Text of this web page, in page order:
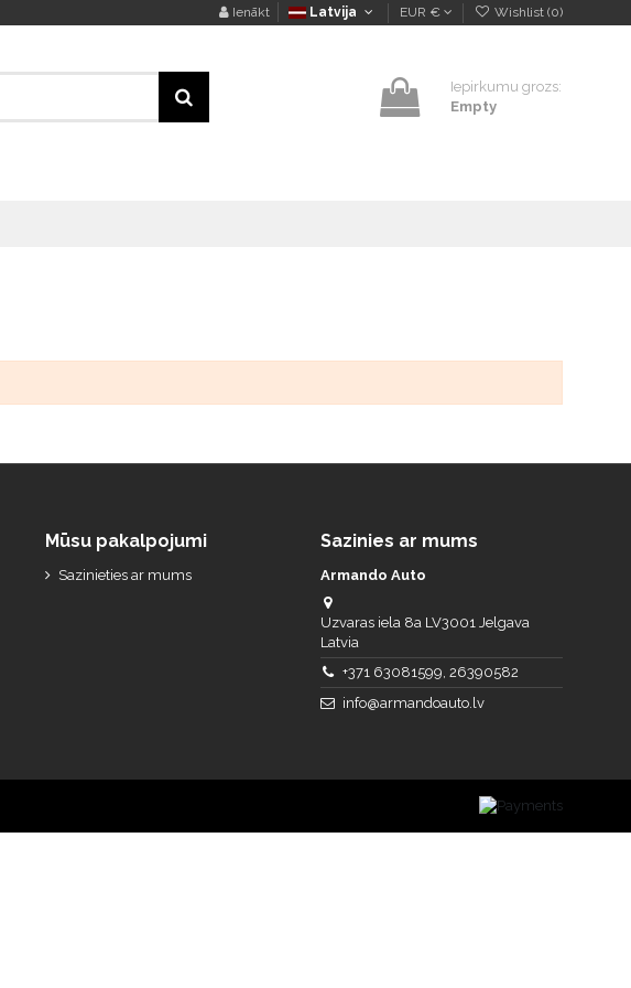
Ienākt Latvija EUR € Wishlist (0)
Iepirkumu grozs:
Empty
Mūsu pakalpojumi
Sazinieties ar mums
Sazinies ar mums
Armando Auto
Uzvaras iela 8a LV3001 Jelgava
Latvia
+371 63081599, 26390582
info@armandoauto.lv